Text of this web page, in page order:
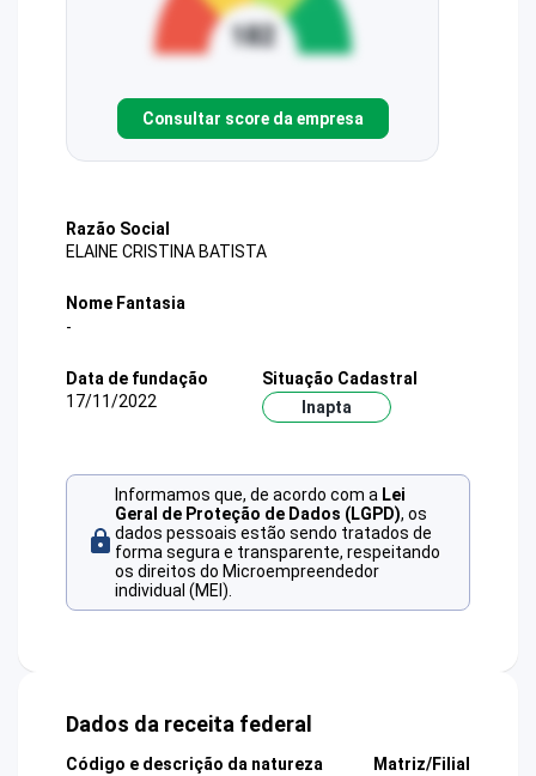
Consultar score da empresa
Razão Social
ELAINE CRISTINA BATISTA
Nome Fantasia
-
Data de fundação
17/11/2022
Situação Cadastral
Inapta
Informamos que, de acordo com a Lei
Geral de Proteção de Dados (LGPD), os
dados pessoais estão sendo tratados de
forma segura e transparente, respeitando
os direitos do Microempreendedor
individual (MEI).
Dados da receita federal
Código e descrição da natureza
Matriz/Filial